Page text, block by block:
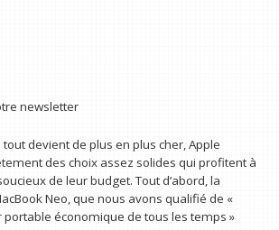
newsletter
devient de plus en plus cher, Apple
des choix assez solides qui profitent à
de leur budget. Tout d’abord, la
Neo, que nous avons qualifié de «
économique de tous les temps »